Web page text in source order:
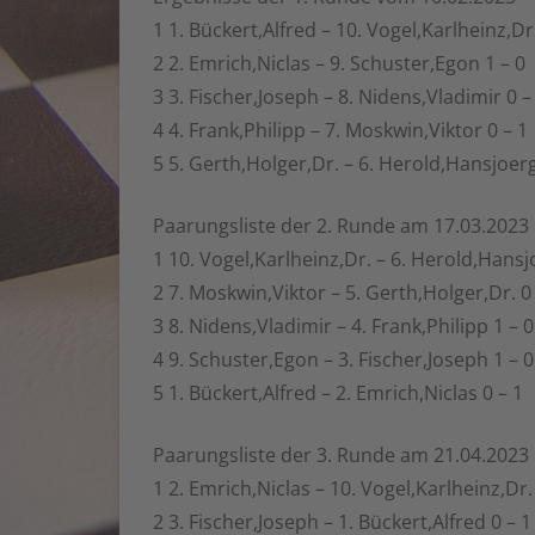
1 1. Bückert,Alfred – 10.
2 2. Emrich,Niclas – 9. Schuster,Egon 1 – 0
3 3. Fischer,Joseph – 8. Nidens,Vladimir 0 –
4 4. Frank,Philipp – 7. Moskwin,Viktor 0 – 1
5 5. Gerth,Holger,Dr. – 6.
Paarungsliste der 2. Runde am 17.03.2023
1 10. Vogel,Karlheinz,Dr. – 6.
2 7. Moskwin,Viktor – 5. Gerth,Holger,Dr. 0
3 8. Nidens,Vladimir – 4. Frank,Philipp 1 – 0
4 9. Schuster,Egon – 3. Fischer,Joseph 1 – 0
5 1. Bückert,Alfred – 2. Emrich,Niclas 0 – 1
Paarungsliste der 3. Runde am 21.04.2023
1 2. Emrich,Niclas – 10. Vogel,Karlheinz,Dr.
2 3. Fischer,Joseph – 1. Bückert,Alfred 0 – 1